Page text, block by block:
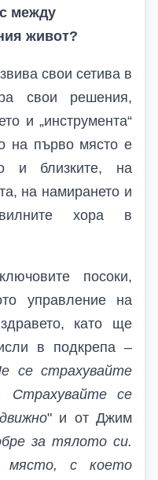
между
живот?
свои сетива в
свои решения,
и „инструмента“
на първо място е
и близките, на
на намирането и
хора в
посоки,
управление на
като ще
в подкрепа –
се страхувайте
Страхувайте се
" и от Джим
за тялото си.
място, с което